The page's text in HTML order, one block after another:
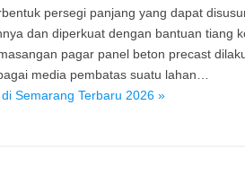
persegi panjang yang dapat
dan diperkuat dengan bantuan tiang
pagar panel beton precast
media pembatas suatu lahan…
Semarang Terbaru 2026 »